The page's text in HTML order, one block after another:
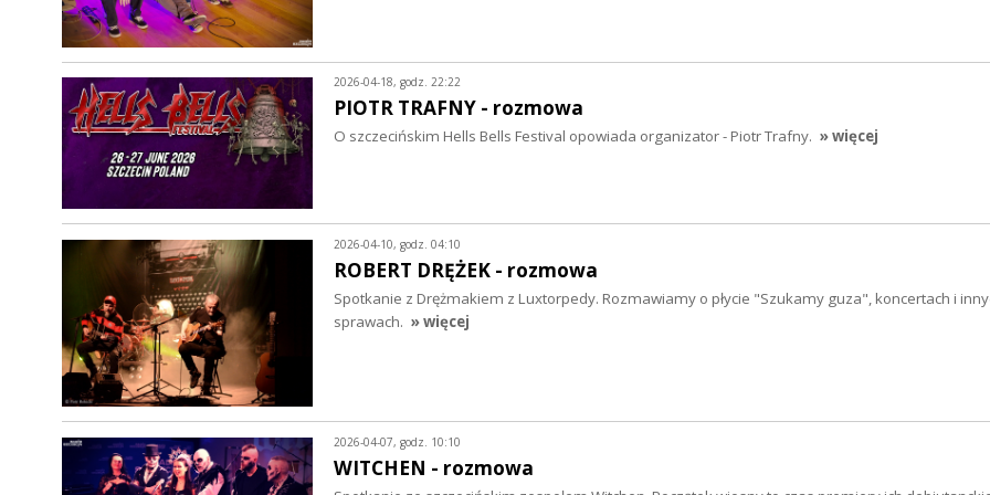
2026-04-18, godz. 22:22
PIOTR TRAFNY - rozmowa
O szczecińskim Hells Bells Festival opowiada organizator - Piotr Trafny. » więcej
2026-04-10, godz. 04:10
ROBERT DRĘŻEK - rozmowa
Spotkanie z Drężmakiem z Luxtorpedy. Rozmawiamy o płycie "Szukamy guza", koncertach i
sprawach. » więcej
2026-04-07, godz. 10:10
WITCHEN - rozmowa